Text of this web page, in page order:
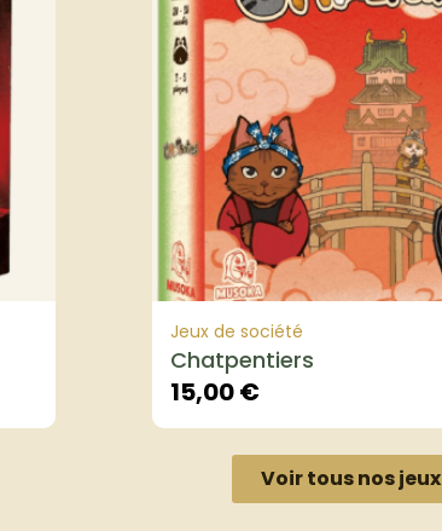
Jeux de société
Chatpentiers
15,00€
Voir tous nos jeux